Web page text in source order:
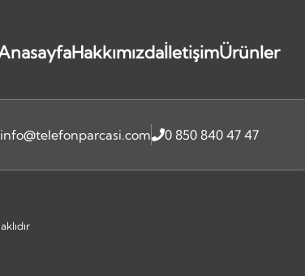
HakkımızdaİletişimÜrünler
info@telefonparcasi.com 0 850 840 47 47